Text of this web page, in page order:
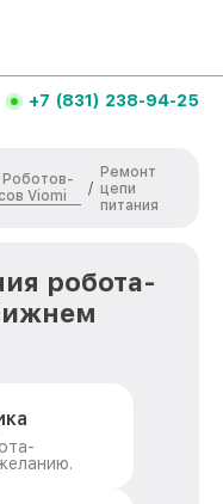
+7 (831) 238-94-25
Роботов-
Viomi
/
Ремонт
цепи
питания
робота-